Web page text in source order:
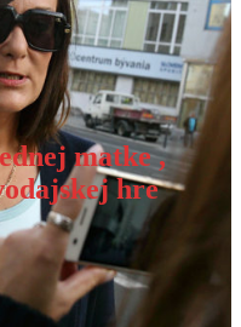
matke ,
hre